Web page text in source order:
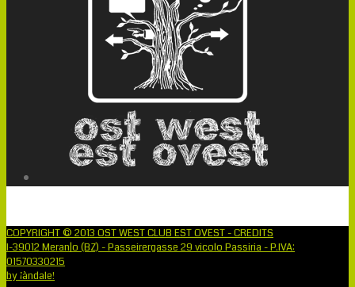
COPYRIGHT © 2013 OST WEST CLUB EST OVEST - CREDITS
I-39012 Meran|o (BZ) - Passeirergasse 29 vicolo Passiria - P.IVA:
01570330215
by ¡àndale!